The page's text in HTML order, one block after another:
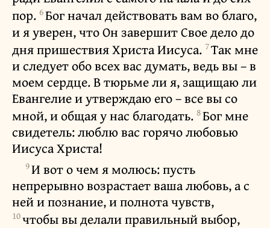
пор. 6Бог начал действовать вам во благо,
и я уверен, что Он завершит Свое дело до
дня пришествия Христа Иисуса. 7Так мне
и следует обо всех вас думать, ведь вы – в
моем сердце. В тюрьме ли я, защищаю ли
Евангелие и утверждаю его – все вы со
мной, и общая у нас благодать. 8Бог мне
свидетель: люблю вас горячо любовью
Иисуса Христа!
9И вот о чем я молюсь: пусть
непрерывно возрастает ваша любовь, а с
ней и познание, и полнота чувств,
10чтобы вы делали правильный выбор,